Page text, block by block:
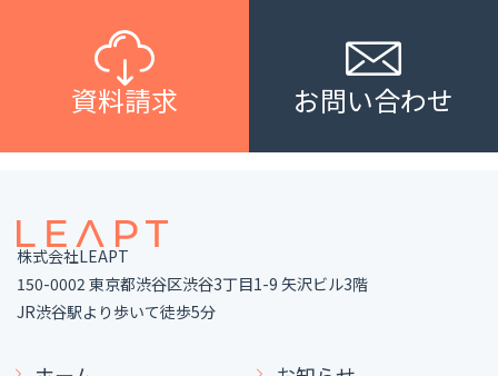
資料請求 お問い合わせ
株式会社LEAPT
150-0002 東京都渋谷区渋谷3丁目1-9 矢沢ビル3階
JR渋谷駅より歩いて徒歩5分